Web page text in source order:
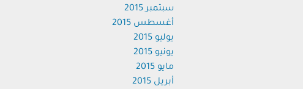
سبتمبر 2015
أغسطس 2015
يوليو 2015
يونيو 2015
مايو 2015
أبريل 2015